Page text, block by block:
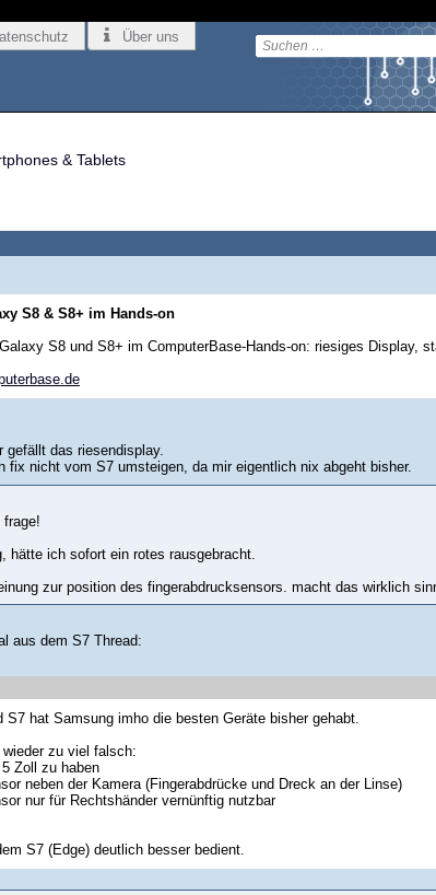
Über uns
& Tablets
S8 & S8+ im Hands-on
S8 und S8+ im ComputerBase-Hands-on: riesiges Display,
gefällt das riesendisplay.
fix nicht vom S7 umsteigen, da mir eigentlich nix abgeht bisher.
hätte ich sofort ein rotes rausgebracht.
zur position des fingerabdrucksensors. macht das wirklich
aus dem S7 Thread:
S7 hat Samsung imho die besten Geräte bisher gehabt.
zu viel falsch:
Zoll zu haben
neben der Kamera (Fingerabdrücke und Dreck an der Linse)
nur für Rechtshänder vernünftig nutzbar
S7 (Edge) deutlich besser bedient.